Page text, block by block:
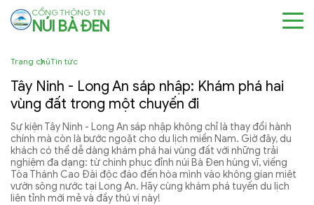
CỔNG THÔNG TIN
NÚI BÀ ĐEN
Trang chủTin tức
Tây Ninh - Long An sáp nhập: Khám phá hai
vùng đất trong một chuyến đi
Sự kiện Tây Ninh - Long An sáp nhập không chỉ là thay đổi hành
chính mà còn là bước ngoặt cho du lịch miền Nam. Giờ đây, du
khách có thể dễ dàng khám phá hai vùng đất với những trải
nghiệm đa dạng: từ chinh phục đỉnh núi Bà Đen hùng vĩ, viếng
Tòa Thánh Cao Đài độc đáo đến hòa mình vào không gian miệt
vườn sông nước tại Long An. Hãy cùng khám phá tuyến du lịch
liên tỉnh mới mẻ và đầy thú vị này!